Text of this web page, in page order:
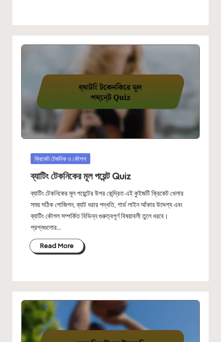
Posted
ক্রিকেট টেকনিক ও কৌশল
ব্যাটিং টেকনিকের মূল পয়েন্ট Quiz
ব্যাটিং টেকনিকের মূল পয়েন্টের উপর কেন্দ্রিত এই কুইজটি ক্রিকেট খেলার
সময় সঠিক পোজিশন, ব্যাট ধরার পদ্ধতি, গার্ড লাইন আঁকার উদ্দেশ্য এবং
ব্যাটিং কৌশল সম্পর্কিত বিভিন্ন গুরুত্বপূর্ণ বিষয়াবলী তুলে ধরবে।
প্রশ্নগুলোর…
Read More